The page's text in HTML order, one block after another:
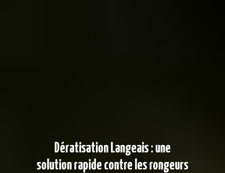
Dératisation Langeais : une
solution rapide contre les rongeurs